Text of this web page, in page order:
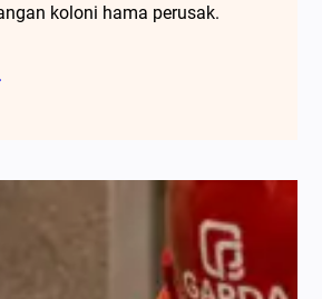
koloni hama perusak.